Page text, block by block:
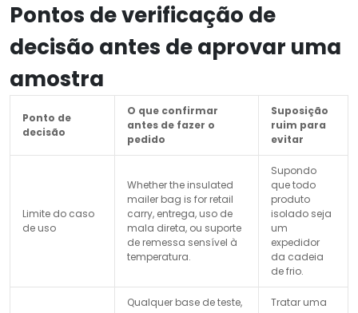
Pontos de verificação de
decisão antes de aprovar uma
amostra
Ponto de
decisão
O que confirmar
antes de fazer o
pedido
Suposição
ruim para
evitar
Limite do caso
de uso
Whether the insulated
mailer bag is for retail
carry, entrega, uso de
mala direta, ou suporte
de remessa sensível à
temperatura.
Supondo
que todo
produto
isolado seja
um
expedidor
da cadeia
de frio.
Qualquer base de teste,
Tratar uma